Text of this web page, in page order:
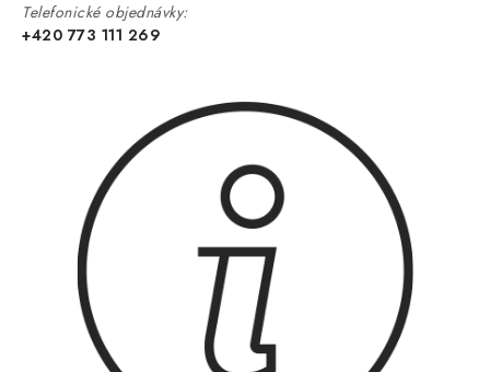
Telefonické objednávky:
+420 773 111 269